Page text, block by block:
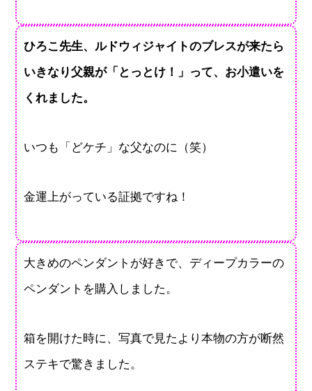
ひろこ先生、ルドウィジャイトのブレスが来たら
いきなり父親が「とっとけ！」って、お小遣いを
くれました。
いつも「どケチ」な父なのに（笑）
金運上がっている証拠ですね！
大きめのペンダントが好きで、ディープカラーの
ペンダントを購入しました。
箱を開けた時に、写真で見たより本物の方が断然
ステキで驚きました。